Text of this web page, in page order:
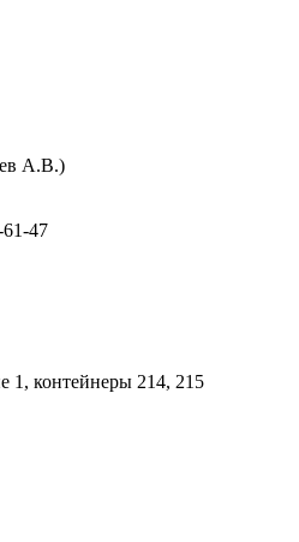
А.В.)
47
1, контейнеры 214, 215